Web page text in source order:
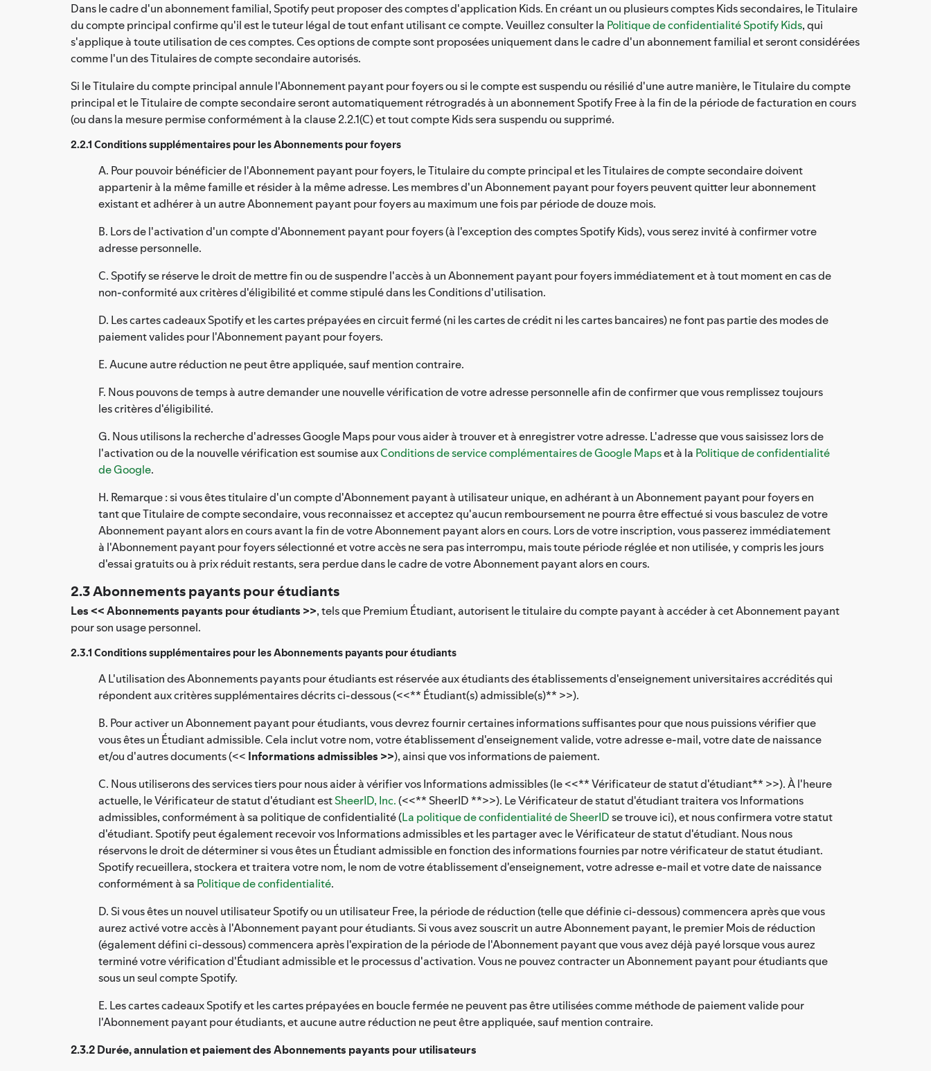
Dans le cadre d'un abonnement familial, Spotify peut proposer des comptes d'application Kids. En créant un ou plusieurs comptes Kids secondaires, le Titulaire
du compte principal confirme qu'il est le tuteur légal de tout enfant utilisant ce compte. Veuillez consulter la Politique de confidentialité Spotify Kids, qui
s'applique à toute utilisation de ces comptes. Ces options de compte sont proposées uniquement dans le cadre d'un abonnement familial et seront considérées
comme l'un des Titulaires de compte secondaire autorisés.
Si le Titulaire du compte principal annule l'Abonnement payant pour foyers ou si le compte est suspendu ou résilié d'une autre manière, le Titulaire du compte
principal et le Titulaire de compte secondaire seront automatiquement rétrogradés à un abonnement Spotify Free à la fin de la période de facturation en cours
(ou dans la mesure permise conformément à la clause 2.2.1(C) et tout compte Kids sera suspendu ou supprimé.
2.2.1 Conditions supplémentaires pour les Abonnements pour foyers
A. Pour pouvoir bénéficier de l'Abonnement payant pour foyers, le Titulaire du compte principal et les Titulaires de compte secondaire doivent
appartenir à la même famille et résider à la même adresse. Les membres d'un Abonnement payant pour foyers peuvent quitter leur abonnement
existant et adhérer à un autre Abonnement payant pour foyers au maximum une fois par période de douze mois.
B. Lors de l'activation d'un compte d'Abonnement payant pour foyers (à l'exception des comptes Spotify Kids), vous serez invité à confirmer votre
adresse personnelle.
C. Spotify se réserve le droit de mettre fin ou de suspendre l'accès à un Abonnement payant pour foyers immédiatement et à tout moment en cas de
non-conformité aux critères d'éligibilité et comme stipulé dans les Conditions d'utilisation.
D. Les cartes cadeaux Spotify et les cartes prépayées en circuit fermé (ni les cartes de crédit ni les cartes bancaires) ne font pas partie des modes de
paiement valides pour l'Abonnement payant pour foyers.
E. Aucune autre réduction ne peut être appliquée, sauf mention contraire.
F. Nous pouvons de temps à autre demander une nouvelle vérification de votre adresse personnelle afin de confirmer que vous remplissez toujours
les critères d'éligibilité.
G. Nous utilisons la recherche d'adresses Google Maps pour vous aider à trouver et à enregistrer votre adresse. L'adresse que vous saisissez lors de
l'activation ou de la nouvelle vérification est soumise auxConditions de service complémentaires de Google Mapset à la Politique de confidentialité
de Google.
H. Remarque : si vous êtes titulaire d'un compte d'Abonnement payant à utilisateur unique, en adhérant à un Abonnement payant pour foyers en
tant que Titulaire de compte secondaire, vous reconnaissez et acceptez qu'aucun remboursement ne pourra être effectué si vous basculez de votre
Abonnement payant alors en cours avant la fin de votre Abonnement payant alors en cours. Lors de votre inscription, vous passerez immédiatement
à l'Abonnement payant pour foyers sélectionné et votre accès ne sera pas interrompu, mais toute période réglée et non utilisée, y compris les jours
d'essai gratuits ou à prix réduit restants, sera perdue dans le cadre de votre Abonnement payant alors en cours.
2.3 Abonnements payants pour étudiants
Les << Abonnements payants pour étudiants >>, tels que Premium Étudiant, autorisent le titulaire du compte payant à accéder à cet Abonnement payant
pour son usage personnel.
2.3.1 Conditions supplémentaires pour les Abonnements payants pour étudiants
A L'utilisation des Abonnements payants pour étudiants est réservée aux étudiants des établissements d'enseignement universitaires accrédités qui
répondent aux critères supplémentaires décrits ci-dessous (<<** Étudiant(s) admissible(s)** >>).
B. Pour activer un Abonnement payant pour étudiants, vous devrez fournir certaines informations suffisantes pour que nous puissions vérifier que
vous êtes un Étudiant admissible. Cela inclut votre nom, votre établissement d'enseignement valide, votre adresse e-mail, votre date de naissance
et/ou d'autres documents (<< Informations admissibles >>), ainsi que vos informations de paiement.
C. Nous utiliserons des services tiers pour nous aider à vérifier vos Informations admissibles (le <<** Vérificateur de statut d'étudiant** >>). À l'heure
actuelle, le Vérificateur de statut d'étudiant estSheerID, Inc.(<<** SheerID **>>). Le Vérificateur de statut d'étudiant traitera vos Informations
admissibles, conformément à sa politique de confidentialité (La politique de confidentialité de SheerIDse trouve ici), et nous confirmera votre statut
d'étudiant. Spotify peut également recevoir vos Informations admissibles et les partager avec le Vérificateur de statut d'étudiant. Nous nous
réservons le droit de déterminer si vous êtes un Étudiant admissible en fonction des informations fournies par notre vérificateur de statut étudiant.
Spotify recueillera, stockera et traitera votre nom, le nom de votre établissement d'enseignement, votre adresse e-mail et votre date de naissance
conformément à sa Politique de confidentialité.
D. Si vous êtes un nouvel utilisateur Spotify ou un utilisateur Free, la période de réduction (telle que définie ci-dessous) commencera après que vous
aurez activé votre accès à l'Abonnement payant pour étudiants. Si vous avez souscrit un autre Abonnement payant, le premier Mois de réduction
(également défini ci-dessous) commencera après l'expiration de la période de l'Abonnement payant que vous avez déjà payé lorsque vous aurez
terminé votre vérification d'Étudiant admissible et le processus d'activation. Vous ne pouvez contracter un Abonnement payant pour étudiants que
sous un seul compte Spotify.
E. Les cartes cadeaux Spotify et les cartes prépayées en boucle fermée ne peuvent pas être utilisées comme méthode de paiement valide pour
l'Abonnement payant pour étudiants, et aucune autre réduction ne peut être appliquée, sauf mention contraire.
2.3.2 Durée, annulation et paiement des Abonnements payants pour utilisateurs